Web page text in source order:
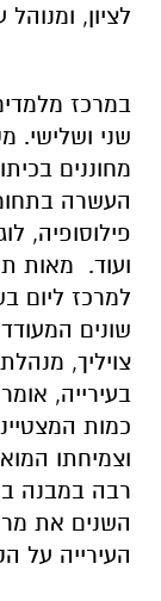
לציון,
במרכז
שני ושלישי.
מחוננים
העשרה
פילוסופיה,
ועוד. מאות
למרכז ליום
שונים
צויליך,
בעירייה,
כמות
וצמיחתו
רבה במבנה
השנים את
העירייה על